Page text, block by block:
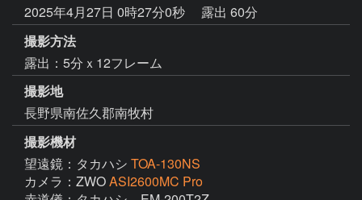
2025年4月27日 0時27分0秒
露出 60分
撮影方法
露出：5分ｘ12フレーム
撮影地
長野県南佐久郡南牧村
撮影機材
望遠鏡：タカハシ TOA-130NS
カメラ：ZWOASI2600MC Pro